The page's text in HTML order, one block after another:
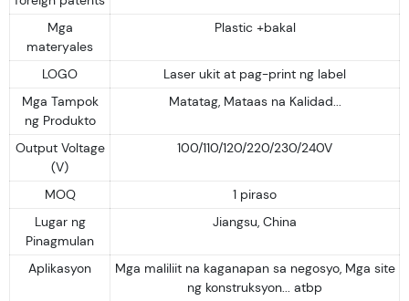
Mga
materyales
Plastic +bakal
LOGO
Laser ukit at pag-print ng label
Mga Tampok
ng Produkto
Matatag, Mataas na Kalidad...
Output Voltage
(V)
100/110/120/220/230/240V
MOQ
1 piraso
Lugar ng
Pinagmulan
Jiangsu, China
Aplikasyon
Mga maliliit na kaganapan sa negosyo, Mga site
ng konstruksyon... atbp